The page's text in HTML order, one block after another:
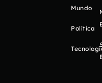
Mundo
Política